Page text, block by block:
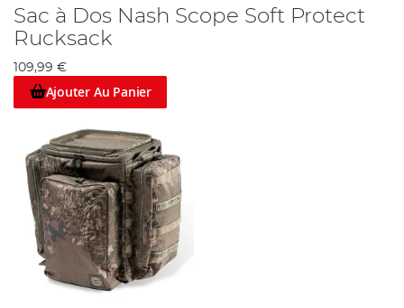
Sac à Dos Nash Scope Soft Protect
Rucksack
109,99 €
Ajouter Au Panier